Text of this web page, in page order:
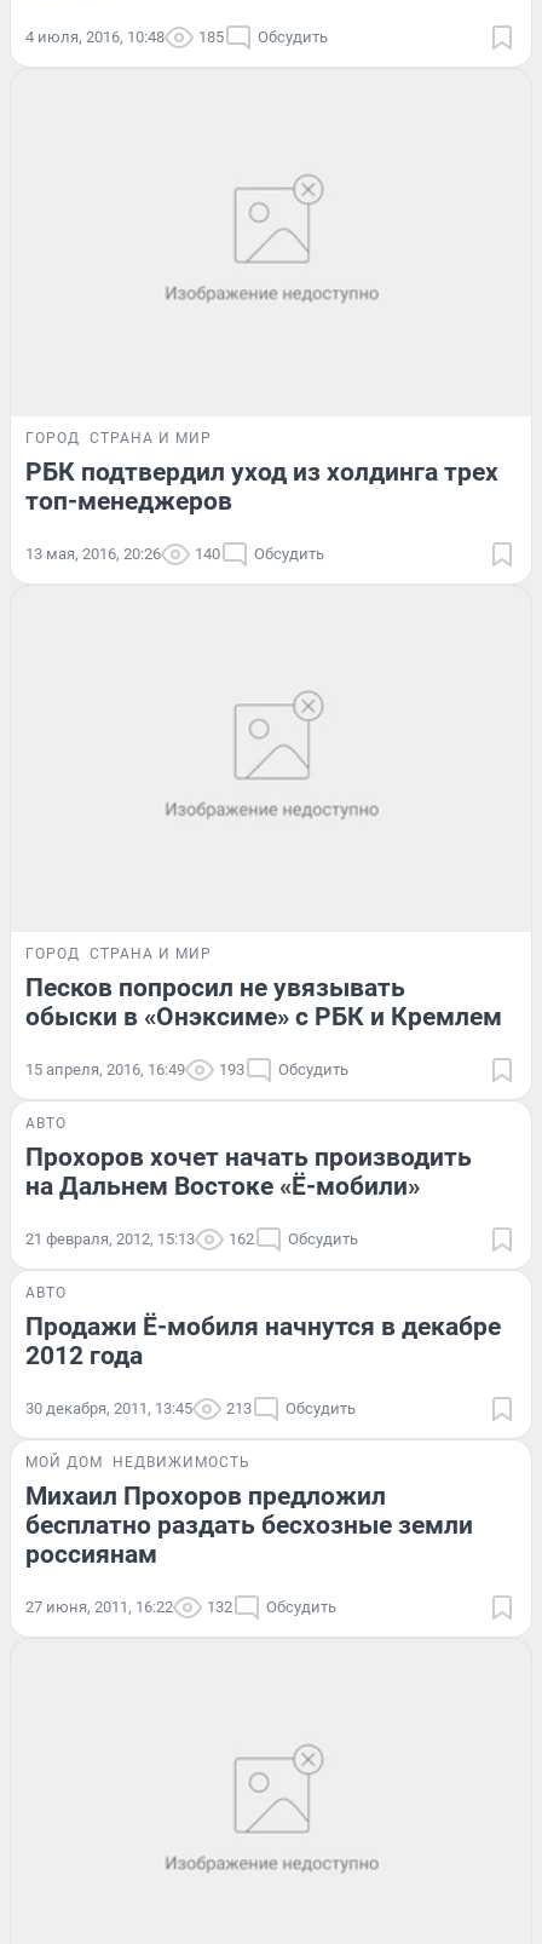
4 июля, 2016, 10:48 185 Обсудить
ГОРОД СТРАНА И МИР
РБК подтвердил уход из холдинга трех
топ-менеджеров
13 мая, 2016, 20:26 140 Обсудить
ГОРОД СТРАНА И МИР
Песков попросил не увязывать
обыски в «Онэксиме» с РБК и Кремлем
15 апреля, 2016, 16:49 193 Обсудить
АВТО
Прохоров хочет начать производить
на Дальнем Востоке «Ё-мобили»
21 февраля, 2012, 15:13 162 Обсудить
АВТО
Продажи Ё-мобиля начнутся в декабре
2012 года
30 декабря, 2011, 13:45 213 Обсудить
МОЙ ДОМ НЕДВИЖИМОСТЬ
Михаил Прохоров предложил
бесплатно раздать бесхозные земли
россиянам
27 июня, 2011, 16:22 132 Обсудить